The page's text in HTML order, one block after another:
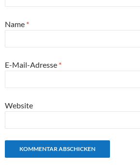
Name *
E-Mail-Adresse *
Website